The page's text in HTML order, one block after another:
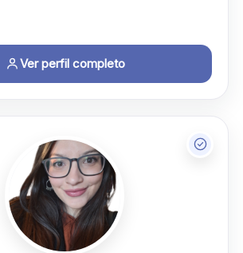
Ver perfil completo